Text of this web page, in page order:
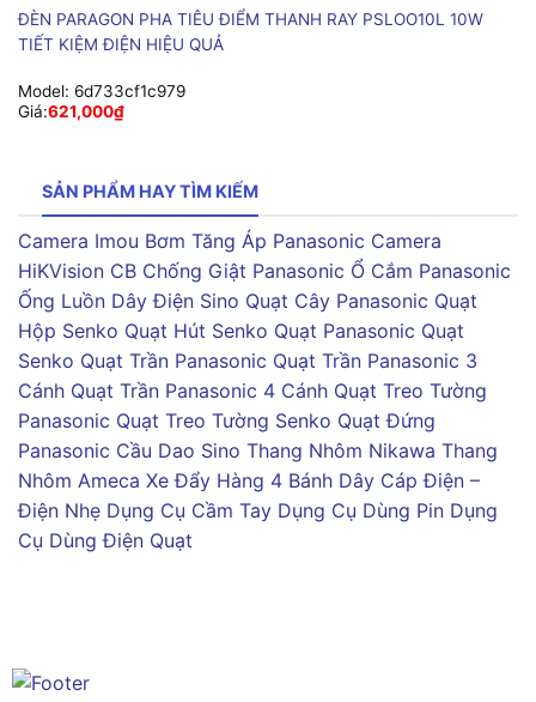
ĐÈN PARAGON PHA TIÊU ĐIỂM THANH RAY PSLOO10L 10W
TIẾT KIỆM ĐIỆN HIỆU QUẢ
Model: 6d733cf1c979
Giá:621,000₫
SẢN PHẨM HAY TÌM KIẾM
Camera Imou Bơm Tăng Áp Panasonic Camera
HiKVision CB Chống Giật Panasonic Ổ Cắm Panasonic
Ống Luồn Dây Điện Sino Quạt Cây Panasonic Quạt
Hộp Senko Quạt Hút Senko Quạt Panasonic Quạt
Senko Quạt Trần Panasonic Quạt Trần Panasonic 3
Cánh Quạt Trần Panasonic 4 Cánh Quạt Treo Tường
Panasonic Quạt Treo Tường Senko Quạt Đứng
Panasonic Cầu Dao Sino Thang Nhôm Nikawa Thang
Nhôm Ameca Xe Đẩy Hàng 4 Bánh Dây Cáp Điện –
Điện Nhẹ Dụng Cụ Cầm Tay Dụng Cụ Dùng Pin Dụng
Cụ Dùng Điện Quạt